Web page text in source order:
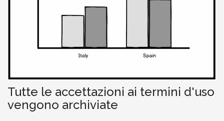
Tutte le accettazioni ai termini d'uso
vengono archiviate